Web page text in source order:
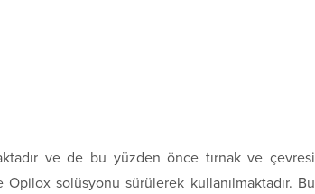
ve de bu yüzden önce tırnak ve çevresi
solüsyonu sürülerek kullanılmaktadır. Bu